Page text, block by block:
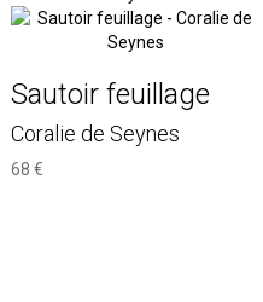
Sautoir feuillage
Coralie de Seynes
68 €